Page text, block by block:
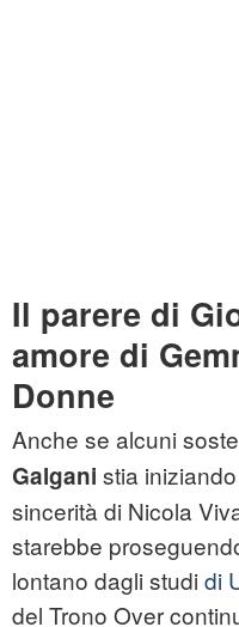
Il parere di
amore di
Donne
Anche se alcuni
Galgani stia
sincerità di Nicola
starebbe
lontano dagli studi di
del Trono Over